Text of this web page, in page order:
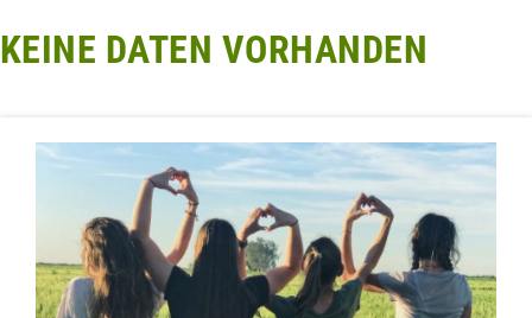
KEINE DATEN VORHANDEN